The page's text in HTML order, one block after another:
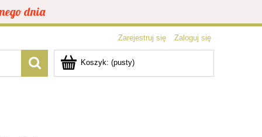
dnia
Zarejestruj się Zaloguj się
Koszyk: (pusty)